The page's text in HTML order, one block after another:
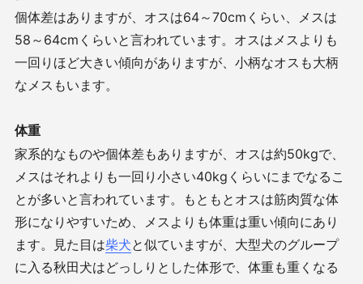
個体差はありますが、オスは64～70cmくらい、メスは
58～64cmくらいと言われています。オスはメスよりも
一回りほど大きい傾向がありますが、小柄なオスも大柄
なメスもいます。
体重
家系的なものや個体差もありますが、オスは約50kgで、
メスはそれよりも一回り小さい40kgくらいにまでなるこ
とが多いと言われています。もともとオスは筋肉質な体
形になりやすいため、メスよりも体重は重い傾向にあり
ます。見た目は柴犬と似ていますが、大型犬のグループ
に入る秋田犬はどっしりとした体形で、体重も重くなる